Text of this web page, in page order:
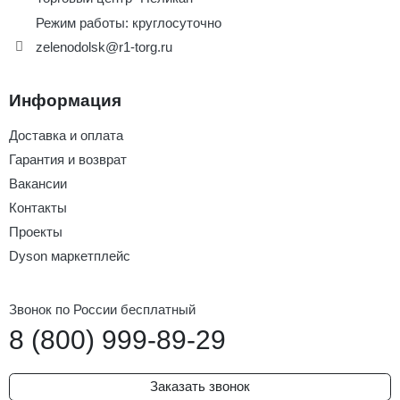
kyocera quickscan непрерывное сканирование
datalogic quickscan qd2430 usb
datalogic quickscan qw2420
сканер datalogic quickscan qd2430
datalogic quickscan qd2430 сигареты
сканер штрих кода datalogic quickscan qd2430
сканер 2d datalogic quickscan qd2430
Режим работы: круглосуточно
zelenodolsk@r1-torg.ru
Информация
Доставка и оплата
Гарантия и возврат
Вакансии
Контакты
Проекты
Dyson маркетплейс
Звонок по России бесплатный
8 (800) 999-89-29
Заказать звонок